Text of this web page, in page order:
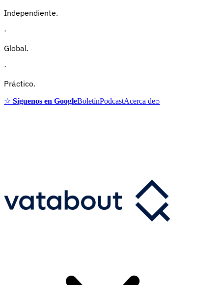
Independiente.
·
Global.
·
Práctico.
☆ Síguenos en GoogleBoletínPodcastAcerca de⌕